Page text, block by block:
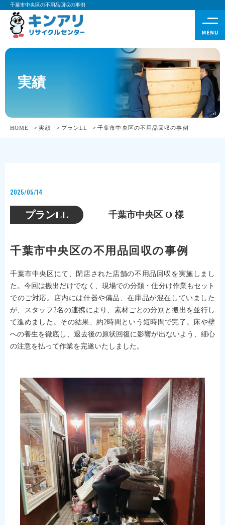
千葉市中央区の不用品回収の事例
実績
HOME 実績 プランLL 千葉市中央区の不用品回収の事例
2025/05/14
プランLL 千葉市中央区 O 様
千葉市中央区の不用品回収の事例
千葉市中央区にて、閉店された店舗の不用品回収を実施しまし
た。今回は搬出だけでなく、現場での分類・仕分け作業もセット
でのご対応。店内には什器や備品、在庫品が混在していました
が、スタッフ2名の連携により、素材ごとの分別と搬出を並行し
て進めました。その結果、約2時間という短時間で完了。床や壁
への養生を徹底し、退去後の原状回復に影響が出ないよう、細心
の注意を払って作業を完遂いたしました。